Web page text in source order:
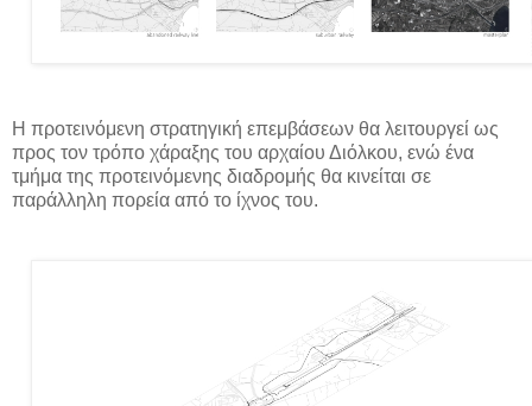
Η προτεινόμενη στρατηγική επεμβάσεων θα λειτουργεί ως
προς τον τρόπο χάραξης του αρχαίου Διόλκου, ενώ ένα
τμήμα της προτεινόμενης διαδρομής θα κινείται σε
παράλληλη πορεία από το ίχνος του.